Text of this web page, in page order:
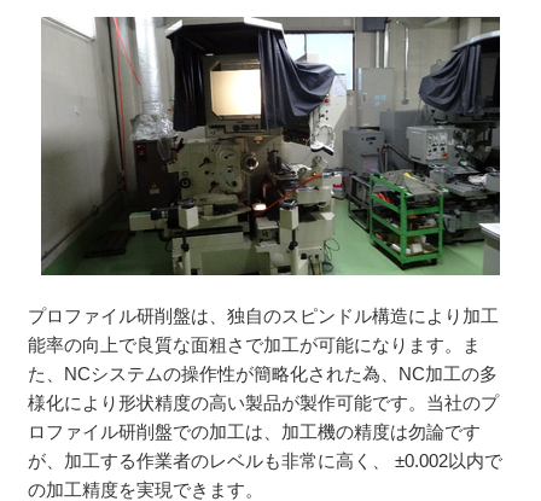
プロファイル研削盤は、独自のスピンドル構造により加工
能率の向上で良質な面粗さで加工が可能になります。ま
た、NCシステムの操作性が簡略化された為、NC加工の多
様化により形状精度の高い製品が製作可能です。当社のプ
ロファイル研削盤での加工は、加工機の精度は勿論です
が、加工する作業者のレベルも非常に高く、 ±0.002以内で
の加工精度を実現できます。